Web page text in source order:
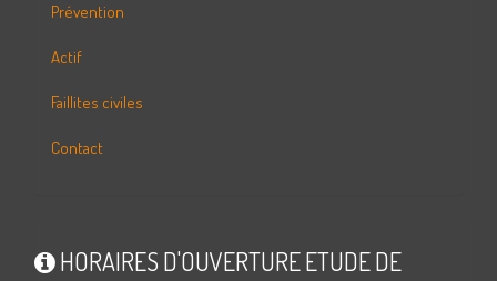
Prévention
Actif
Faillites civiles
Contact
HORAIRES D'OUVERTURE ETUDE DE